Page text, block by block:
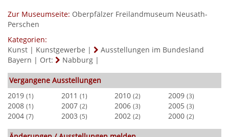
Zur Museumseite: Oberpfälzer Freilandmuseum Neusath-
Perschen
Kategorien:
Kunst | Kunstgewerbe |
Ausstellungen im Bundesland
Bayern | Ort: Nabburg |
Vergangene Ausstellungen
2019 (1) 2011 (1) 2010 (2) 2009 (3)
2008 (1) 2007 (2) 2006 (3) 2005 (3)
2004 (7) 2003 (5) 2002 (2) 2000 (2)